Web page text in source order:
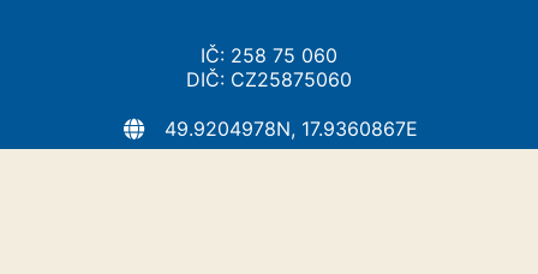
IČ: 258 75 060
DIČ: CZ25875060
49.9204978N, 17.9360867E